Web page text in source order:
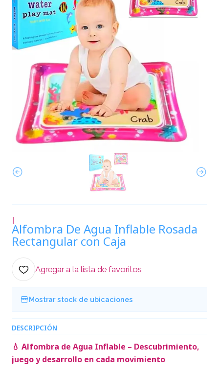
|
Alfombra De Agua Inflable Rosada
Rectangular con Caja
Agregar a la lista de favoritos
Mostrar stock de ubicaciones
DESCRIPCIÓN
💧 Alfombra de Agua Inflable – Descubrimiento,
juego y desarrollo en cada movimiento